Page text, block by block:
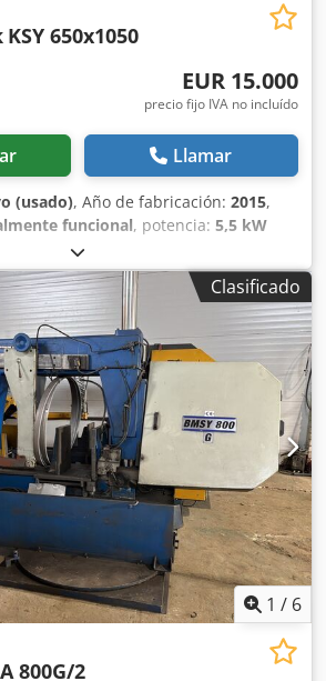
KSY 650x1050
EUR 15.000
precio fijo IVA no incluído
Llamar
(usado), Año de fabricación: 2015,
funcional, potencia: 5,5 kW
de entrada:
, anchura de corte (máx.):1.050 mm,
, peso en vacío: 4.300 kg
, potencia de la
120 W, Capacidad de corte de
650 mm, Rango de corte acero
mm, tipo de ajuste de altura:
del rollo:650 mm, longitud de la hoja
, accionamiento de sierra:5.500 W
laborales. Cjdoxwch Nopfx Angerf
Clasificado
1 / 6
800G/2